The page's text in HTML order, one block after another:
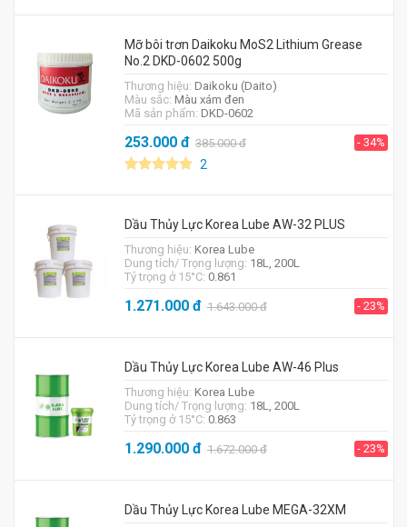
Mỡ bôi trơn Daikoku MoS2 Lithium Grease
No.2 DKD-0602 500g
Thương hiệu: Daikoku (Daito)
Màu sắc: Màu xám đen
Mã sản phẩm: DKD-0602
253.000đ 385.000đ - 34%
2
Dầu Thủy Lực Korea Lube AW-32 PLUS
Thương hiệu: Korea Lube
Dung tích/ Trọng lượng: 18L, 200L
Tỷ trọng ở 15°C: 0.861
1.271.000đ 1.643.000đ - 23%
Dầu Thủy Lực Korea Lube AW-46 Plus
Thương hiệu: Korea Lube
Dung tích/ Trọng lượng: 18L, 200L
Tỷ trọng ở 15°C: 0.863
1.290.000đ 1.672.000đ - 23%
Dầu Thủy Lực Korea Lube MEGA-32XM